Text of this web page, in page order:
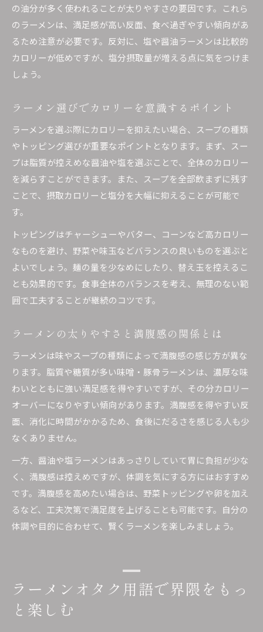
の油分が多く使われることが太りやすさの要因です。これら
のラーメンは、満足感が高い反面、食べ過ぎやすい傾向があ
るため注意が必要です。反対に、塩や醤油ラーメンは比較的
カロリーが低めですが、塩分摂取量が増える点に気をつけま
しょう。
ラーメン選びでカロリーを意識するポイント
ラーメンを選ぶ際にカロリーを抑えたい場合、スープの種類
やトッピング選びが重要なポイントとなります。まず、スー
プは脂質が控えめな醤油や塩を選ぶことで、全体のカロリー
を減らすことができます。また、スープを全部飲まずに残す
ことで、摂取カロリーと塩分を大幅に抑えることが可能で
す。
トッピングはチャーシューやバター、コーンなど高カロリー
なものを避け、野菜や味玉などバランスの良いものを選ぶと
よいでしょう。麺の量を少なめにしたり、替え玉を控えるこ
とも効果的です。食事全体のバランスを考え、無理のない範
囲で工夫することが継続のコツです。
ラーメンの太りやすさと満腹感の関係とは
ラーメンは味やスープの種類によって満腹感の感じ方が異な
ります。脂質や糖質が多い味噌・豚骨ラーメンは、濃厚な味
わいとともに強い満足感を得やすいですが、その分カロリー
オーバーになりやすい傾向があります。満腹感を得やすい反
面、消化に時間がかかるため、食後にだるさを感じる人も少
なくありません。
一方、醤油や塩ラーメンはあっさりしていて胃に負担が少な
く、満腹感は控えめですが、体調を気にする方にはおすすめ
です。満腹感を高めたい場合は、野菜トッピングや卵を加え
るなど、工夫次第で満足度を上げることも可能です。自分の
体調や目的に合わせて、賢くラーメンを楽しみましょう。
ラーメンオタク用語で界隈をもっ
と楽しむ